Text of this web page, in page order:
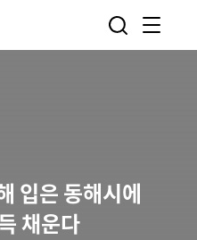
메뉴
열기
검색
입은 동해시에
채운다